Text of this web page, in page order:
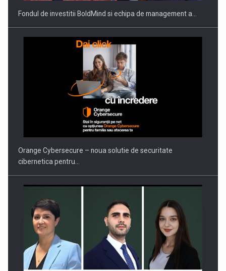
PUTTING ROMANIAN CORPORATE COMPANIES ON THE
INTERNATIONAL BUSINESS SCENE
Fondul de investitii BoldMind si echipa de management a…
Orange Cybersecure – noua solutie de securitate
cibernetica pentru…